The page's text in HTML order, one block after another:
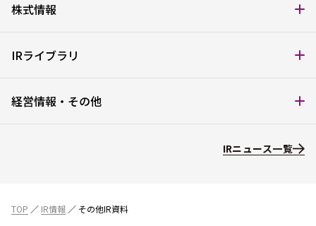
経営成績
キャッシュ・フローの状況
株式情報
株式基本情報
株価情報
IRライブラリ
IRカレンダー
株主総会関連資料
経営情報・その他
経営方針・ミッション
IRニュース一覧
TOP IR情報 その他IR資料